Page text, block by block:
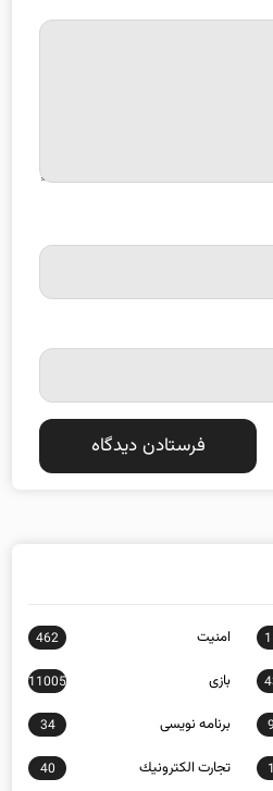
بازی 11005
برنامه نويسی 34
تجارت الكترونيك 40
خودرو 7125